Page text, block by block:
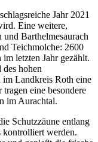
Jahr 2021
Eine weitere,
Barthelmesaurach
Teichmolche: 2600
letzten Jahr gezählt.
hohen
Landkreis Roth eine
eine besondere
im Aurachtal.
Schutzzäune entlang
kontrolliert werden.